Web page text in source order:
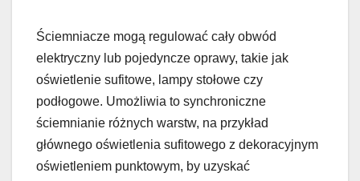
Ściemniacze mogą regulować cały obwód
elektryczny lub pojedyncze oprawy, takie jak
oświetlenie sufitowe, lampy stołowe czy
podłogowe. Umożliwia to synchroniczne
ściemnianie różnych warstw, na przykład
głównego oświetlenia sufitowego z dekoracyjnym
oświetleniem punktowym, by uzyskać